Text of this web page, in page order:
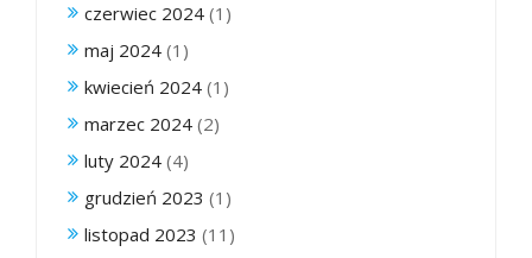
czerwiec 2024 (1)
maj 2024 (1)
kwiecień 2024 (1)
marzec 2024 (2)
luty 2024 (4)
grudzień 2023 (1)
listopad 2023 (11)